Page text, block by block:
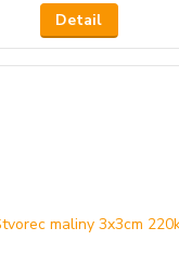
Detail